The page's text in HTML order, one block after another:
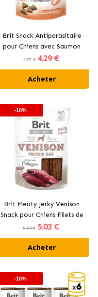
Brit Snack Antiparasitaire
pour Chiens avec Saumon
4.77 € 4.29 €
Acheter
-10%
Brit Meaty Jerky Venison
Snack pour Chiens Filets de
Cerf
5.59 € 5.03 €
Acheter
-10%